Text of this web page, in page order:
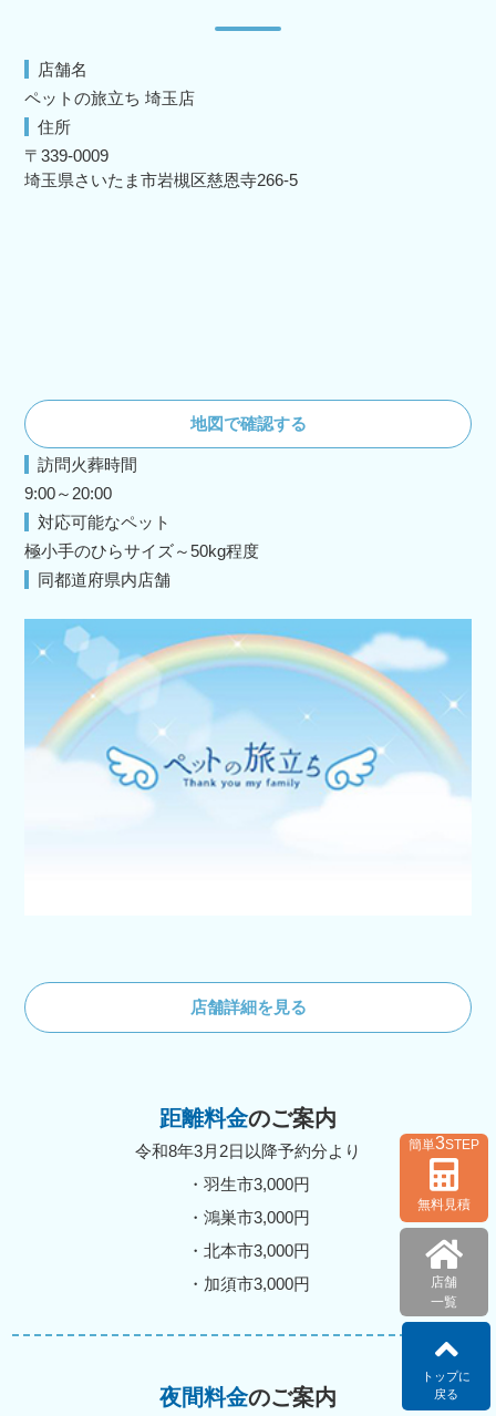
店舗名
ペットの旅立ち 埼玉店
住所
〒339-0009
埼玉県さいたま市岩槻区慈恩寺266-5
地図で確認する
訪問火葬時間
9:00～20:00
対応可能なペット
極小手のひらサイズ～50kg程度
同都道府県内店舗
店舗詳細を見る
距離料金のご案内
令和8年3月2日以降予約分より
・羽生市3,000円
・鴻巣市3,000円
・北本市3,000円
・加須市3,000円
夜間料金のご案内
簡単3STEP
無料見積
店舗
一覧
トップに
戻る